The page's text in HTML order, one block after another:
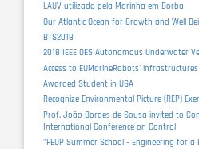
LAUV utilizado pela Marinha em Borba
Our Atlantic Ocean for Growth and Well-
BTS2018
2018 IEEE OES Autonomous Underwater
Access to EUMarineRobots'
Awarded Student in USA
Recognize Environmental Picture (REP)
Prof. João Borges de Sousa invited to
International Conference on Control
"FEUP Summer School – Engineering for